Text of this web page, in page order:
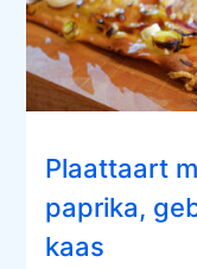
Plaattaart
paprika,
kaas